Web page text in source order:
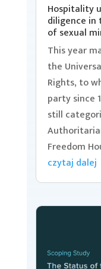
Hospitality
diligence
of sexual
This year
the
Rights, to
party since
still
Freedom
czytaj dalej